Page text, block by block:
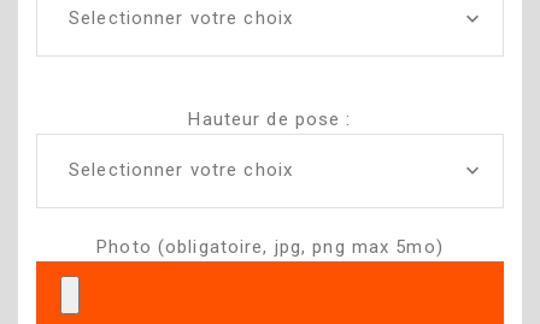
Selectionner votre choix
Hauteur de pose :
Selectionner votre choix
Photo (obligatoire, jpg, png max 5mo)